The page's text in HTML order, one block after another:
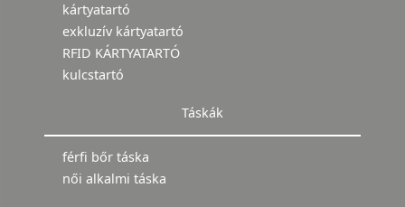
kártyatartó
exkluzív kártyatartó
RFID KÁRTYATARTÓ
kulcstartó
Táskák
férfi bőr táska
női alkalmi táska